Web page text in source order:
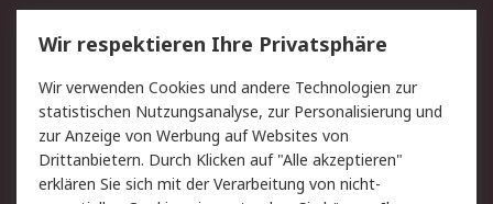
Service
Value Added Services
Lieferlösungen
Rücksendungen
Kontakt
Hilfe
Privatkunden
Rechtliches
Wir respektieren Ihre Privatsphäre
Wir verwenden Cookies und andere Technologien zur
statistischen Nutzungsanalyse, zur Personalisierung und
zur Anzeige von Werbung auf Websites von
Drittanbietern. Durch Klicken auf "Alle akzeptieren"
erklären Sie sich mit der Verarbeitung von nicht-